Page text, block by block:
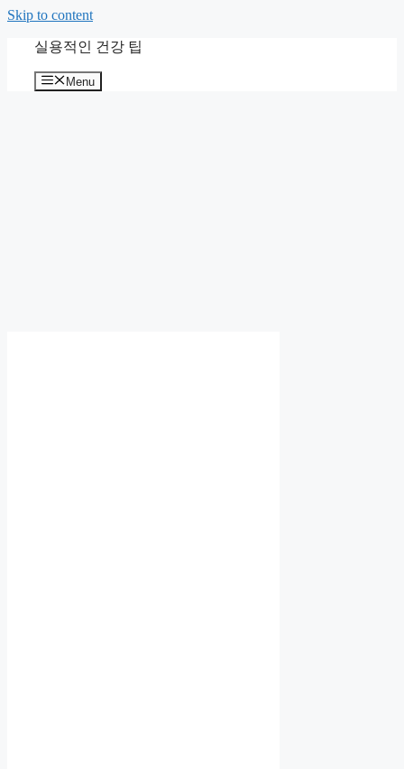
Skip to content
실용적인 건강 팁
Menu